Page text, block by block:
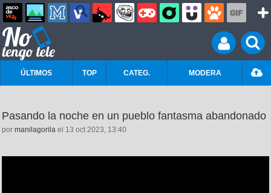
ÚLTIMOS TOP CATEG. MODERA
Pasando la noche en un pueblo fantasma abandonado
por manilagorila el 13 oct 2023, 13:40